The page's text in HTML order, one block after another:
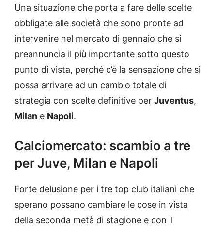
Una situazione che porta a fare delle scelte
obbligate alle società che sono pronte ad
intervenire nel mercato di gennaio che si
preannuncia il più importante sotto questo
punto di vista, perché c’è la sensazione che si
possa arrivare ad un cambio totale di
strategia con scelte definitive per Juventus,
Milan e Napoli.
Calciomercato: scambio a tre
per Juve, Milan e Napoli
Forte delusione per i tre top club italiani che
sperano possano cambiare le cose in vista
della seconda metà di stagione e con il